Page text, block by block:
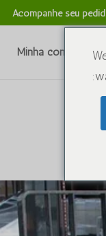
Acompanhe seu
Minha conta